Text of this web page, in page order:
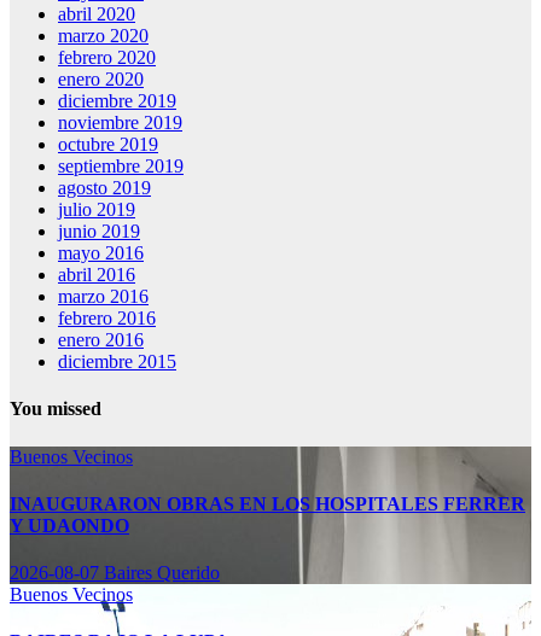
abril 2020
marzo 2020
febrero 2020
enero 2020
diciembre 2019
noviembre 2019
octubre 2019
septiembre 2019
agosto 2019
julio 2019
junio 2019
mayo 2016
abril 2016
marzo 2016
febrero 2016
enero 2016
diciembre 2015
You missed
Buenos Vecinos
INAUGURARON OBRAS EN LOS HOSPITALES FERRER
Y UDAONDO
2026-08-07 Baires Querido
Buenos Vecinos